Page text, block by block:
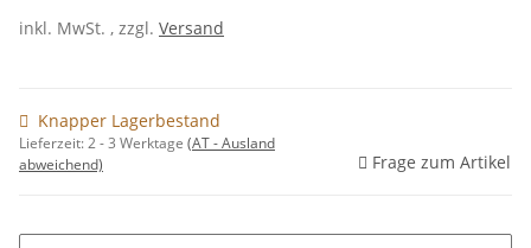
inkl. MwSt. , zzgl. Versand
Knapper Lagerbestand
Lieferzeit:2 - 3 Werktage (AT - Ausland
abweichend)
Frage zum Artikel